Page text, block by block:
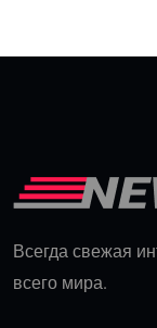
Всегда свежая
всего мира.